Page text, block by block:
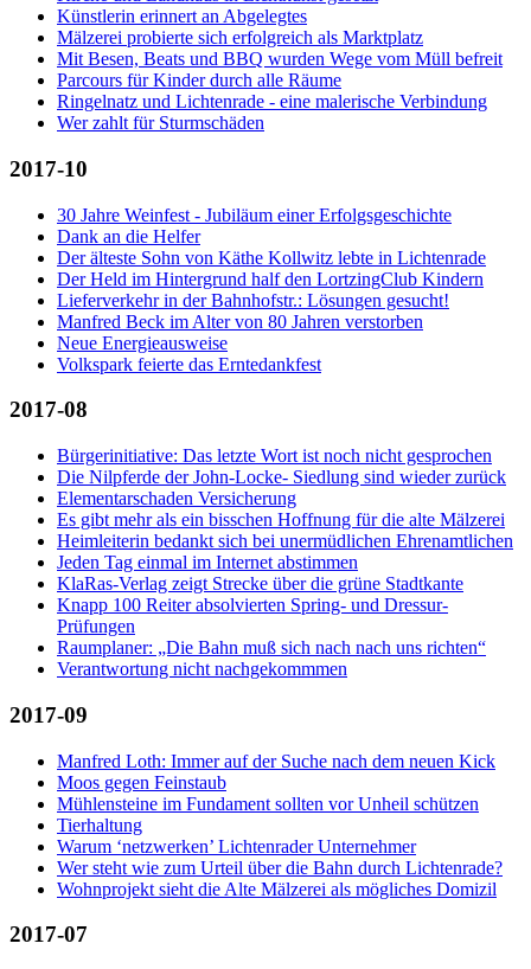
Künstlerin erinnert an Abgelegtes
Mälzerei probierte sich erfolgreich als Marktplatz
Mit Besen, Beats und BBQ wurden Wege vom Müll befreit
Parcours für Kinder durch alle Räume
Ringelnatz und Lichtenrade - eine malerische Verbindung
Wer zahlt für Sturmschäden
2017-10
30 Jahre Weinfest - Jubiläum einer Erfolgsgeschichte
Dank an die Helfer
Der älteste Sohn von Käthe Kollwitz lebte in Lichtenrade
Der Held im Hintergrund half den LortzingClub Kindern
Lieferverkehr in der Bahnhofstr.: Lösungen gesucht!
Manfred Beck im Alter von 80 Jahren verstorben
Neue Energieausweise
Volkspark feierte das Erntedankfest
2017-08
Bürgerinitiative: Das letzte Wort ist noch nicht gesprochen
Die Nilpferde der John-Locke- Siedlung sind wieder zurück
Elementarschaden Versicherung
Es gibt mehr als ein bisschen Hoffnung für die alte Mälzerei
Heimleiterin bedankt sich bei unermüdlichen Ehrenamtlichen
Jeden Tag einmal im Internet abstimmen
KlaRas-Verlag zeigt Strecke über die grüne Stadtkante
Knapp 100 Reiter absolvierten Spring- und Dressur-
Prüfungen
Raumplaner: „Die Bahn muß sich nach nach uns richten“
Verantwortung nicht nachgekommmen
2017-09
Manfred Loth: Immer auf der Suche nach dem neuen Kick
Moos gegen Feinstaub
Mühlensteine im Fundament sollten vor Unheil schützen
Tierhaltung
Warum ‘netzwerken’ Lichtenrader Unternehmer
Wer steht wie zum Urteil über die Bahn durch Lichtenrade?
Wohnprojekt sieht die Alte Mälzerei als mögliches Domizil
2017-07